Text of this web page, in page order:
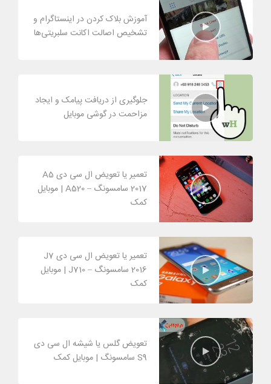
آموزش بلاک کردن در اینستاگرام و
تشخیص اصالت اکانت سلبریتی‌ها
جلوگیری از دریافت پیامک و ایجاد
مزاحمت در گوشی موبایل
تعمیر یا تعویض ال سی دی A5
2017 سامسونگ – A520 | موبایل
کمک
تعمیر یا تعویض ال سی دی J7
2016 سامسونگ – J710 | موبایل
کمک
تعویض گلس یا شیشه ال سی دی
S9 سامسونگ | موبایل کمک